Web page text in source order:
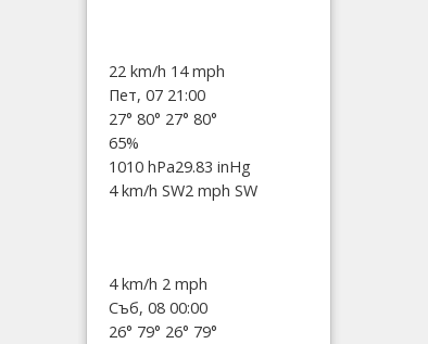
22 km/h 14 mph
Пет, 07 21:00
27° 80° 27° 80°
65%
1010 hPa29.83 inHg
4 km/h SW2 mph SW
4 km/h 2 mph
Съб, 08 00:00
26° 79° 26° 79°